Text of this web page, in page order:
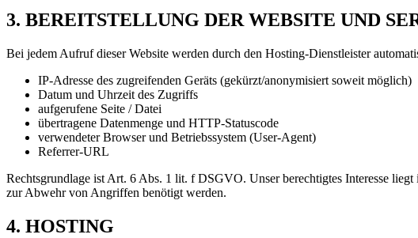
3. BEREITSTELLUNG DER WEBSITE UND
Bei jedem Aufruf dieser Website werden durch den Hosting-Dienstleister
IP-Adresse des zugreifenden Geräts (gekürzt/anonymisiert soweit möglich)
Datum und Uhrzeit des Zugriffs
aufgerufene Seite / Datei
übertragene Datenmenge und HTTP-Statuscode
verwendeter Browser und Betriebssystem (User-Agent)
Referrer-URL
Rechtsgrundlage ist Art. 6 Abs. 1 lit. f DSGVO. Unser berechtigtes Interesse
zur Abwehr von Angriffen benötigt werden.
4. HOSTING